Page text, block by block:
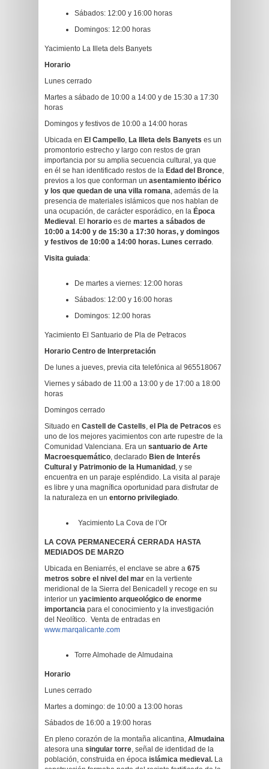
Sábados: 12:00 y 16:00 horas
Domingos: 12:00 horas
Yacimiento La Illeta dels Banyets
Horario
Lunes cerrado
Martes a sábado de 10:00 a 14:00 y de 15:30 a 17:30
horas
Domingos y festivos de 10:00 a 14:00 horas
Ubicada en El Campello, La Illeta dels Banyets es un
promontorio estrecho y largo con restos de gran
importancia por su amplia secuencia cultural, ya que
en él se han identificado restos de la Edad del Bronce,
previos a los que conforman un asentamiento ibérico
y los que quedan de una villa romana, además de la
presencia de materiales islámicos que nos hablan de
una ocupación, de carácter esporádico, en la Época
Medieval . El horario es de martes a sábados de
10:00 a 14:00 y de 15:30 a 17:30 horas, y domingos
y festivos de 10:00 a 14:00 horas. Lunes cerrado.
Visita guiada:
De martes a viernes: 12:00 horas
Sábados: 12:00 y 16:00 horas
Domingos: 12:00 horas
Yacimiento El Santuario de Pla de Petracos
Horario Centro de Interpretación
De lunes a jueves, previa cita telefónica al 965518067
Viernes y sábado de 11:00 a 13:00 y de 17:00 a 18:00
horas
Domingos cerrado
Situado en Castell de Castells, el Pla de Petracos es
uno de los mejores yacimientos con arte rupestre de la
Comunidad Valenciana. Era un santuario de Arte
Macroesquemático, declarado Bien de Interés
Cultural y Patrimonio de la Humanidad , y se
encuentra en un paraje espléndido. La visita al paraje
es libre y una magnífica oportunidad para disfrutar de
la naturaleza en un entorno privilegiado.
Yacimiento La Cova de l’Or
LA COVA PERMANECERÁ CERRADA HASTA
MEDIADOS DE MARZO
Ubicada en Beniarrés, el enclave se abre a 675
metros sobre el nivel del mar en la vertiente
meridional de la Sierra del Benicadell y recoge en su
interior un yacimiento arqueológico de enorme
importancia para el conocimiento y la investigación
del Neolítico. Venta de entradas en
www.marqalicante.com
Torre Almohade de Almudaina
Horario
Lunes cerrado
Martes a domingo: de 10:00 a 13:00 horas
Sábados de 16:00 a 19:00 horas
En pleno corazón de la montaña alicantina, Almudaina
atesora una singular torre, señal de identidad de la
población, construida en época islámica medieval. La